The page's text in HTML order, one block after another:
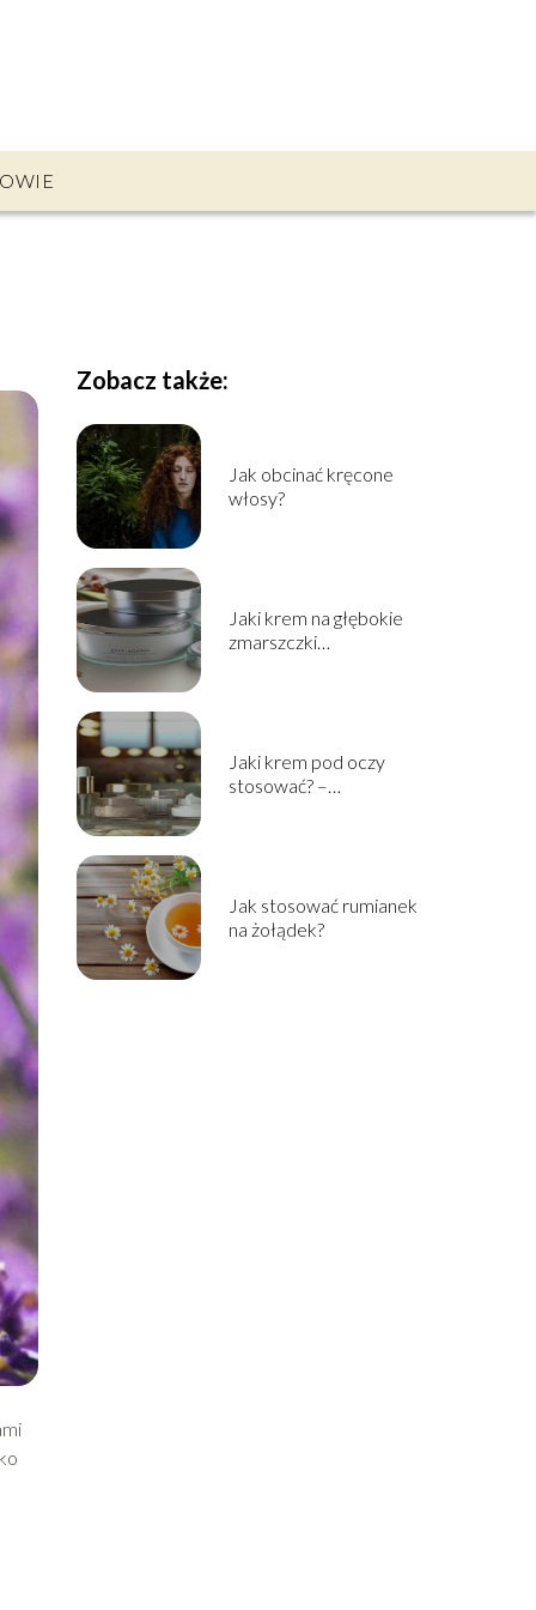
Zobacz także:
Jak obcinać kręcone
włosy?
Jaki krem na głębokie
zmarszczki
Jaki krem pod oczy
stosować? –
Jak stosować rumianek
na żołądek?